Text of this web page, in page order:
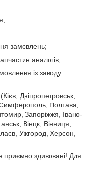
замовлень;
аналогів;
із заводу
Дніпропетровськ,
Полтава,
Запоріжжя, Івано-
Вінцк, Вінниця,
Ужгород, Херсон,
здивовані! Для